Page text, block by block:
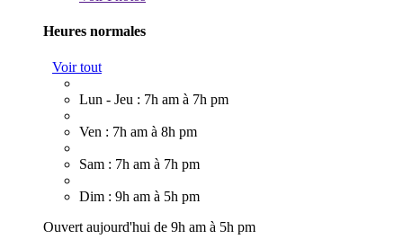
Heures normales
Voir tout
Lun - Jeu : 7h am à 7h pm
Ven : 7h am à 8h pm
Sam : 7h am à 7h pm
Dim : 9h am à 5h pm
Ouvert aujourd'hui de 9h am à 5h pm